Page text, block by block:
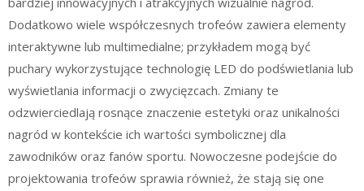
Dodatkowo wiele współczesnych trofeów zawiera elementy
interaktywne lub multimedialne; przykładem mogą być
puchary wykorzystujące technologię LED do podświetlania lub
wyświetlania informacji o zwycięzcach. Zmiany te
odzwierciedlają rosnące znaczenie estetyki oraz unikalności
nagród w kontekście ich wartości symbolicznej dla
zawodników oraz fanów sportu. Nowoczesne podejście do
projektowania trofeów sprawia również, że stają się one